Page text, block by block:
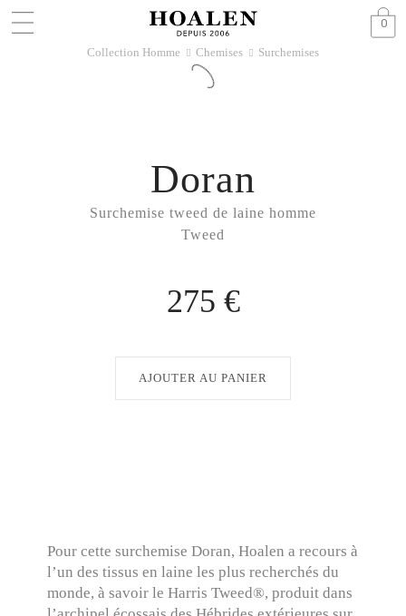
0
Collection Homme 􀆊 Chemises 􀆊 Surchemises
Surchemise tweed de laine homme
Tweed
Doran
275 €
AJOUTER AU PANIER
Pour cette surchemise Doran, Hoalen a recours à
l’un des tissus en laine les plus recherchés du
monde, à savoir le Harris Tweed®, produit dans